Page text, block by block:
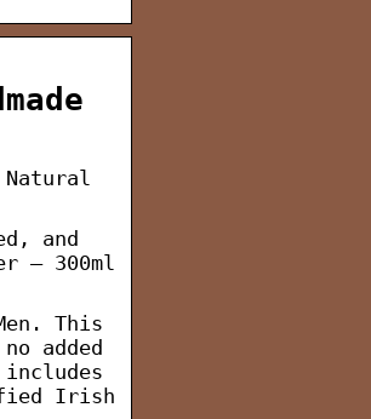
and
– 300ml
This
added
Irish